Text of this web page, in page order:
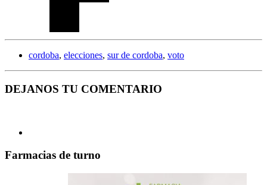
cordoba, elecciones, sur de cordoba, voto
DEJANOS TU COMENTARIO
Farmacias de turno